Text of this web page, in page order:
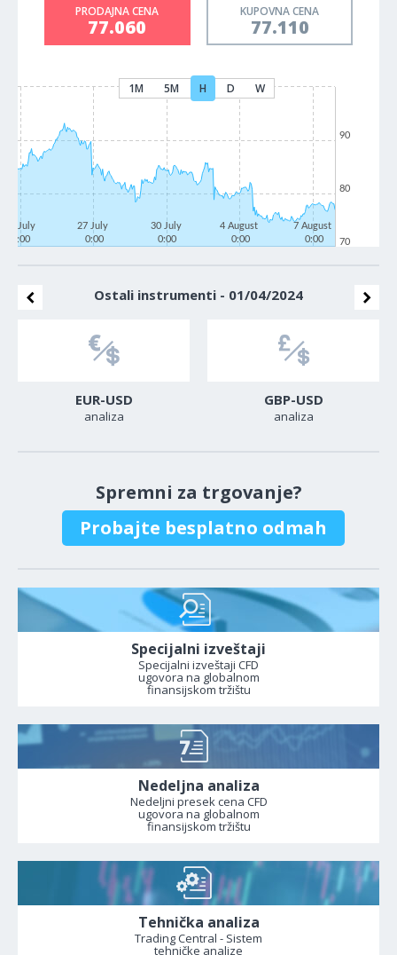
PRODAJNA CENA
77.060
KUPOVNA CENA
77.110
1M 5M H D W
22 July
0:00
27 July
0:00
30 July
0:00
4 August
0:00
7 August
0:00
70
80
90
Ostali instrumenti - 01/04/2024
EUR-USD
analiza
GBP-USD
analiza
Spremni za trgovanje?
Probajte besplatno odmah
Specijalni izveštaji
Specijalni izveštaji CFD
ugovora na globalnom
finansijskom tržištu
Nedeljna analiza
Nedeljni presek cena CFD
ugovora na globalnom
finansijskom tržištu
Tehnička analiza
Trading Central - Sistem
tehničke analize